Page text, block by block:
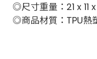
◎尺寸重量：21 x
◎商品材質：TPU熱